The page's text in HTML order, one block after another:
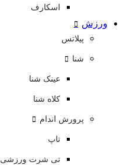
اسکارف
ورزش
پیلاتس
شنا
عینک شنا
کلاه شنا
پرورش اندام
تاپ
تی شرت ورزشی